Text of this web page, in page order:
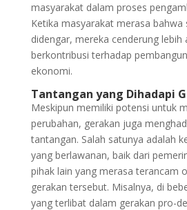
masyarakat dalam proses
Ketika masyarakat merasa bahwa
didengar, mereka cenderung lebih
berkontribusi terhadap
ekonomi.
Tantangan yang Dihadapi
Meskipun memiliki potensi untuk
perubahan, gerakan juga
tantangan. Salah satunya adalah
yang berlawanan, baik dari
pihak lain yang merasa terancam
gerakan tersebut. Misalnya, di
yang terlibat dalam gerakan pro-